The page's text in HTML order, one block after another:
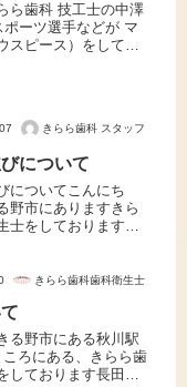
ら歯科 技工士の中澤
ーツ選手などが マ
スピース）をしてる
が推奨...
きらら歯科 スタッフ
について
についてこんにち
野市にありますきら
士をしております間
増えてきています。
きらら歯科歯科衛生士
る野市にある秋川駅
ろにある、きらら歯
しております長田で